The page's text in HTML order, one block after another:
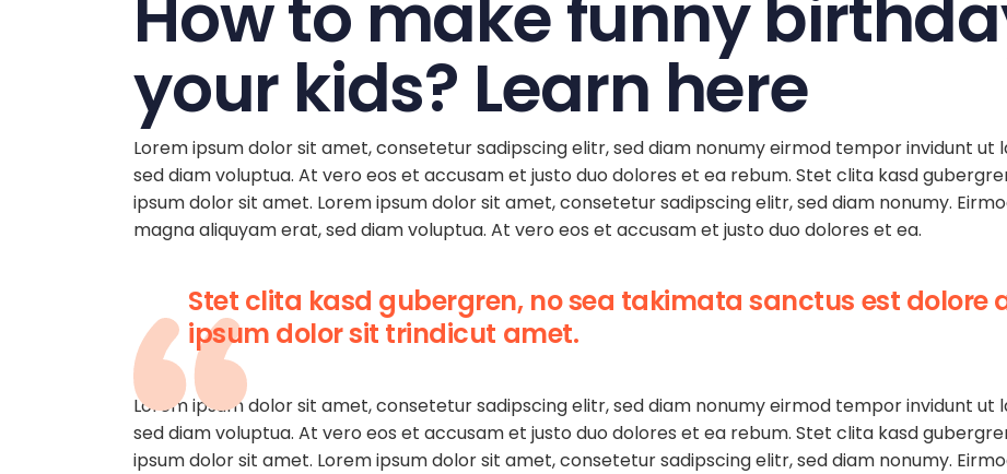
How to make funny
your kids? Learn here
Lorem ipsum dolor sit amet, consetetur sadipscing elitr, sed diam nonumy eirmod tempor invidunt
sed diam voluptua. At vero eos et accusam et justo duo dolores et ea rebum. Stet clita kasd
ipsum dolor sit amet. Lorem ipsum dolor sit amet, consetetur sadipscing elitr, sed diam nonumy.
magna aliquyam erat, sed diam voluptua. At vero eos et accusam et justo duo dolores et ea.
Stet clita kasd gubergren, no sea takimata sanctus est dolore
ipsum dolor sit trindicut amet.
Lorem ipsum dolor sit amet, consetetur sadipscing elitr, sed diam nonumy eirmod tempor invidunt
sed diam voluptua. At vero eos et accusam et justo duo dolores et ea rebum. Stet clita kasd
ipsum dolor sit amet. Lorem ipsum dolor sit amet, consetetur sadipscing elitr, sed diam nonumy.